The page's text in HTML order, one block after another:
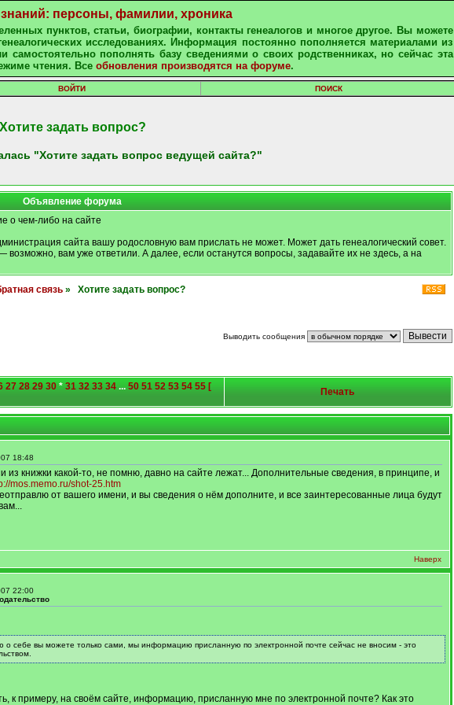
знаний: персоны, фамилии, хроника
пунктов, статьи, биографии, контакты генеалогов и многое другое. Вы можете
исследованиях. Информация постоянно пополняется материалами из
самостоятельно пополнять базу сведениями о своих родственниках, но сейчас эта
чтения. Все обновления производятся на форуме.
ВОЙТИ ПОИСК
Хотите задать вопрос?
"Хотите задать вопрос ведущей сайта?"
Объявление форума
о чем-либо на сайте
сайта вашу родословную вам прислать не может. Может дать генеалогический совет.
возможно, вам уже ответили. А далее, если останутся вопросы, задавайте их не здесь, а на
связь» Хотите задать вопрос?
Выводить сообщения
27 28 29 30* 31 32 33 34... 50 51 52 53 54 55 [
Печать
18:48
из книжки какой-то, не помню, давно на сайте лежат... Дополнительные сведения, в принципе, и
mos.memo.ru/shot-25.htm
от вашего имени, и вы сведения о нём дополните, и все заинтересованные лица будут
Наверх
22:00
о себе вы можете только сами, мы информацию присланную по электронной почте сейчас не вносим - это
к примеру, на своём сайте, информацию, присланную мне по электронной почте? Как это